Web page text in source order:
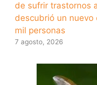
de sufrir trastornos
descubrió un
mil personas
7 agosto, 2026